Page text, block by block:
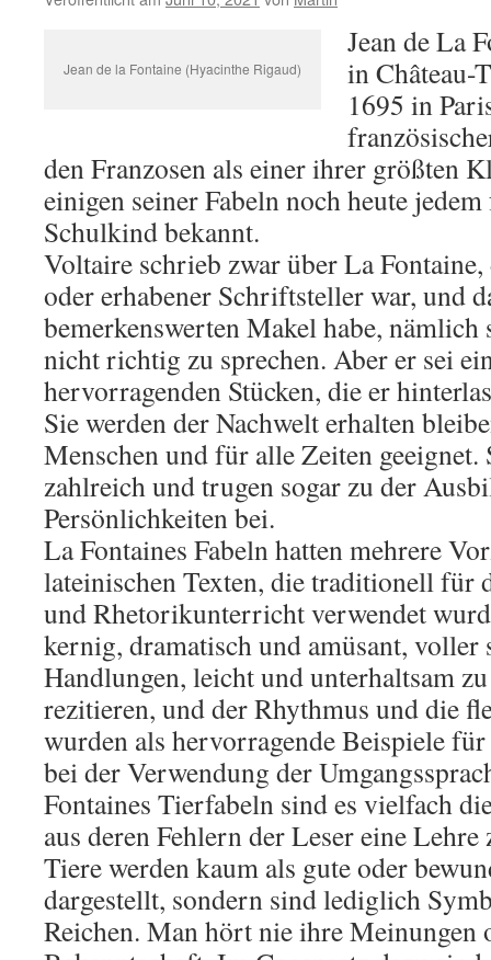
Jean de la Fontaine (Hyacinthe Rigaud)
Jean de La
in
1695 in
den Franzosen als einer ihrer größten
einigen seiner Fabeln noch heute
Schulkind bekannt.
Voltaire schrieb zwar über La
oder erhabener Schriftsteller war, und
bemerkenswerten Makel habe, nämlich
nicht richtig zu sprechen. Aber er sei
hervorragenden Stücken, die er
Sie werden der Nachwelt erhalten
Menschen und für alle Zeiten geeignet.
zahlreich und trugen sogar zu der
Persönlichkeiten bei.
La Fontaines Fabeln hatten mehrere
lateinischen Texten, die traditionell für
und Rhetorikunterricht verwendet
kernig, dramatisch und amüsant, voller
Handlungen, leicht und unterhaltsam
rezitieren, und der Rhythmus und die
wurden als hervorragende Beispiele
bei der Verwendung der
Fontaines Tierfabeln sind es vielfach
aus deren Fehlern der Leser eine
Tiere werden kaum als gute oder
dargestellt, sondern sind lediglich
Reichen. Man hört nie ihre Meinungen